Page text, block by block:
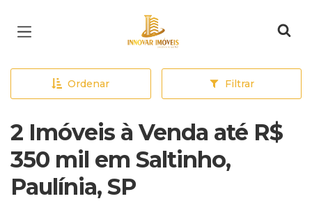
Página inicial
Ordenar Filtrar
2 Imóveis à Venda até R$
350 mil em Saltinho,
Paulínia, SP